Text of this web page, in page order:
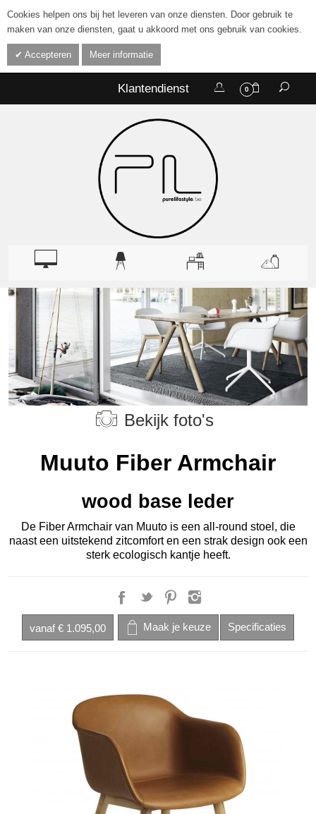
Cookies helpen ons bij het leveren van onze diensten. Door gebruik te
maken van onze diensten, gaat u akkoord met ons gebruik van cookies.
Accepteren Meer informatie
0
Klantendienst
Bekijk foto's
Muuto Fiber Armchair
wood base leder
De Fiber Armchair van Muuto is een all-round stoel, die
naast een uitstekend zitcomfort en een strak design ook een
sterk ecologisch kantje heeft.
vanaf € 1.095,00